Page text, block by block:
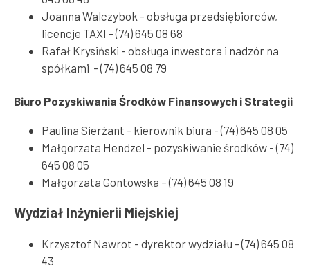
Joanna Walczybok - obsługa przedsiębiorców,
licencje TAXI - (74) 645 08 68
Rafał Krysiński - obsługa inwestora i nadzór na
spółkami - (74) 645 08 79
Biuro Pozyskiwania Środków Finansowych i Strategii
Paulina Sierżant - kierownik biura - (74) 645 08 05
Małgorzata Hendzel - pozyskiwanie środków - (74)
645 08 05
Małgorzata Gontowska – (74) 645 08 19
Wydział Inżynierii Miejskiej
Krzysztof Nawrot - dyrektor wydziału - (74) 645 08
43